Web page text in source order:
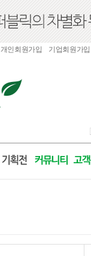
개인회원가입 기업회원가입